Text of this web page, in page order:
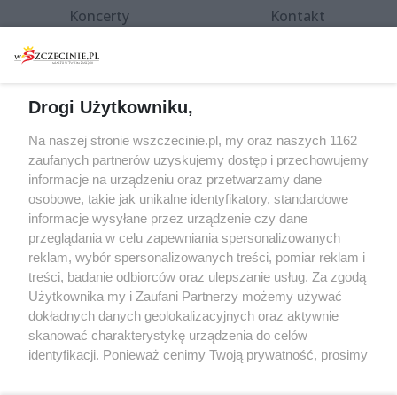
Koncerty
Spacery i oprowadzania
targi
Wernisaże
Więcej
Kontakt
Specjalny koncert z okazji
20. urodzin portalu
wSzczecinie.pl
Regulamin konkursów
śniadaniówka "Hej
Szczecin! Jest piątek!"
Partnerzy
Praca Szczecin
Drogi Użytkowniku,
Na naszej stronie wszczecinie.pl, my oraz naszych 1162
zaufanych partnerów uzyskujemy dostęp i przechowujemy
informacje na urządzeniu oraz przetwarzamy dane
osobowe, takie jak unikalne identyfikatory, standardowe
informacje wysyłane przez urządzenie czy dane
przeglądania w celu zapewniania spersonalizowanych
reklam, wybór spersonalizowanych treści, pomiar reklam i
treści, badanie odbiorców oraz ulepszanie usług. Za zgodą
Użytkownika my i Zaufani Partnerzy możemy używać
dokładnych danych geolokalizacyjnych oraz aktywnie
skanować charakterystykę urządzenia do celów
identyfikacji. Ponieważ cenimy Twoją prywatność, prosimy